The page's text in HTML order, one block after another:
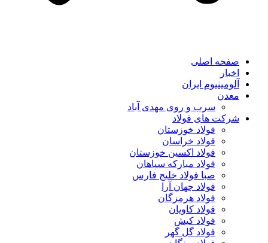
صفحه اصلی
اخبار
آلومینیوم ایران
معدن
سرب و روی مهدی آباد
شرکت های فولاد
فولاد خوزستان
فولاد خراسان
فولاد اکسین خوزستان
فولاد مبارکه سپاهان
صبا فولاد خلیج فارس
فولاد جهان آرا
فولاد هرمزگان
فولاد کاویان
فولاد کیش
فولاد گل گهر